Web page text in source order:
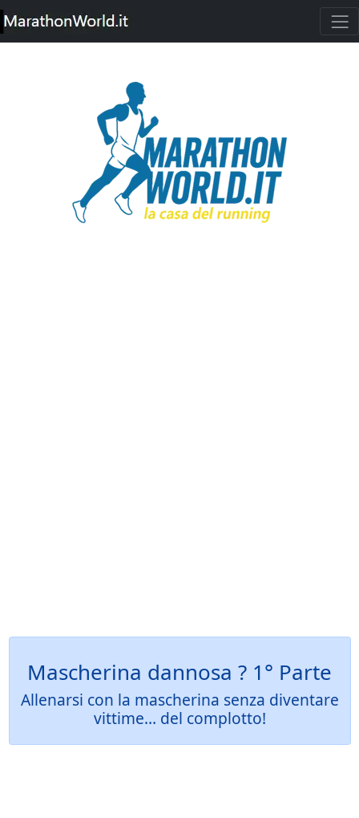
Mascherina dannosa ? 1° Parte
Allenarsi con la mascherina senza diventare
vittime… del complotto!